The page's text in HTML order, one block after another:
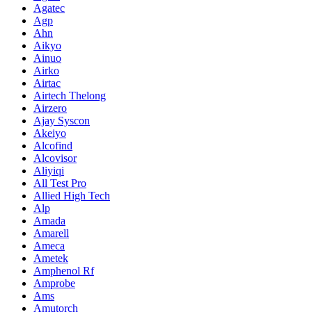
Agatec
Agp
Ahn
Aikyo
Ainuo
Airko
Airtac
Airtech Thelong
Airzero
Ajay Syscon
Akeiyo
Alcofind
Alcovisor
Aliyiqi
All Test Pro
Allied High Tech
Alp
Amada
Amarell
Ameca
Ametek
Amphenol Rf
Amprobe
Ams
Amutorch